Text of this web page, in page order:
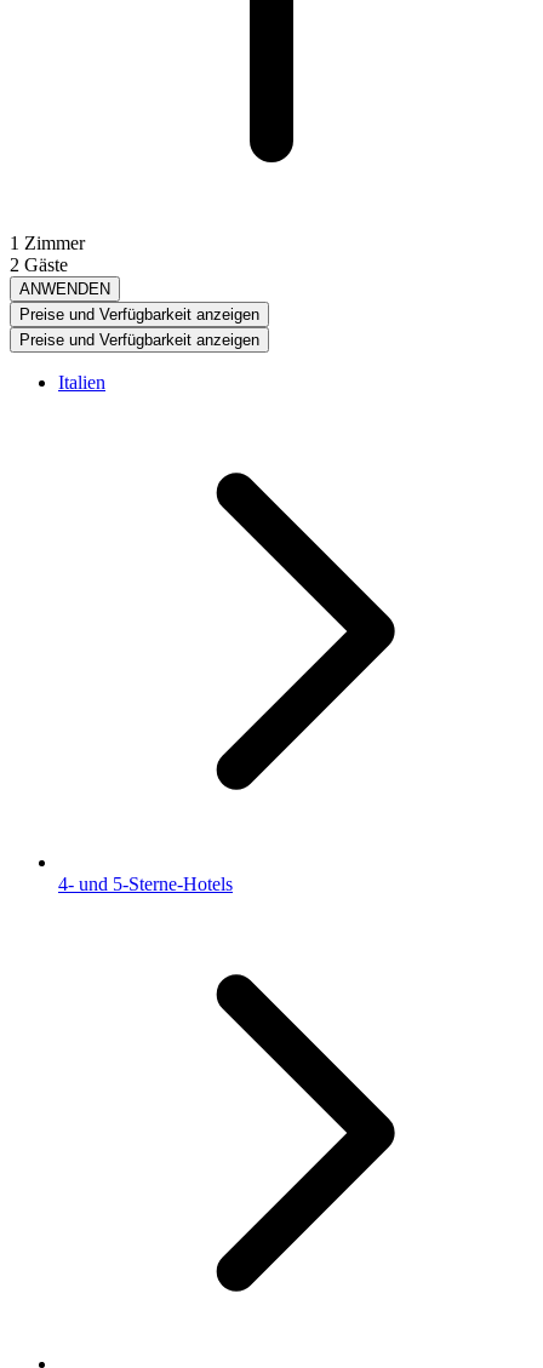
1 Zimmer
2 Gäste
ANWENDEN
Preise und Verfügbarkeit anzeigen
Preise und Verfügbarkeit anzeigen
Italien
4- und 5-Sterne-Hotels